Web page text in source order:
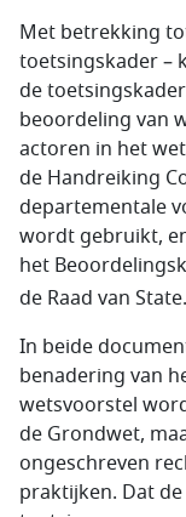
Met betrekking
toetsingskader –
de
beoordeling van
actoren in het
de Handreiking
departementale
wordt gebruikt,
het
de Raad van State.
In beide
benadering van
wetsvoorstel
de Grondwet,
ongeschreven
praktijken. Dat